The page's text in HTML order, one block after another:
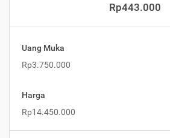
Rp443.000
Uang Muka
Rp3.750.000
Harga
Rp14.450.000